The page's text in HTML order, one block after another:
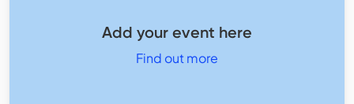
Add your event here
Find out more